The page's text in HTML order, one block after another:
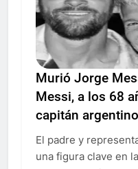
Murió Jorge
Messi, a los 68
capitán argentino
El padre y
una figura clave en